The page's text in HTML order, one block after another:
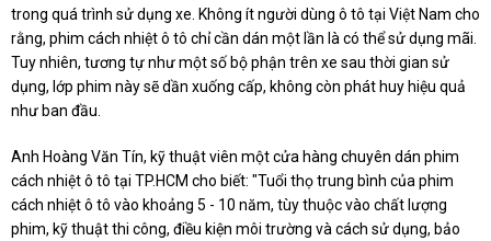
trong quá trình sử dụng xe. Không ít người dùng ô tô tại Việt Nam cho
rằng, phim cách nhiệt ô tô chỉ cần dán một lần là có thể sử dụng mãi.
Tuy nhiên, tương tự như một số bộ phận trên xe sau thời gian sử
dụng, lớp phim này sẽ dần xuống cấp, không còn phát huy hiệu quả
như ban đầu.
Anh Hoàng Văn Tín, kỹ thuật viên một cửa hàng chuyên dán phim
cách nhiệt ô tô tại TP.HCM cho biết: "Tuổi thọ trung bình của phim
cách nhiệt ô tô vào khoảng 5 - 10 năm, tùy thuộc vào chất lượng
phim, kỹ thuật thi công, điều kiện môi trường và cách sử dụng, bảo